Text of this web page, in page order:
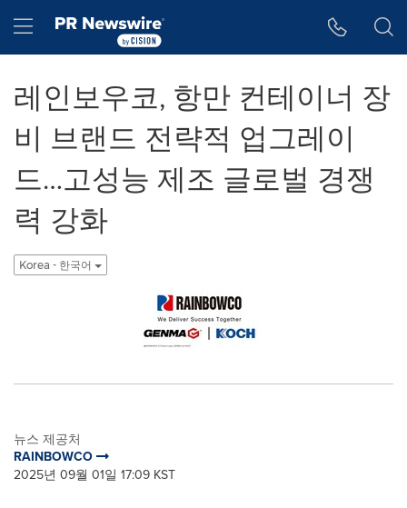
Hamburger menu
레인보우코, 항만 컨테이너 장
비 브랜드 전략적 업그레이
드…고성능 제조 글로벌 경쟁
력 강화
Korea - 한국어
뉴스 제공처
RAINBOWCO
2025년 09월 01일 17:09 KST